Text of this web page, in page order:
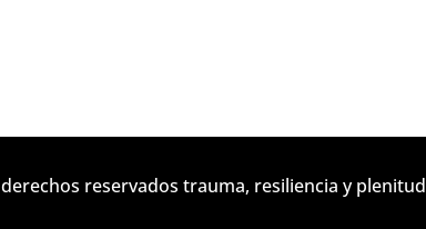
reservados trauma, resiliencia y plenitud